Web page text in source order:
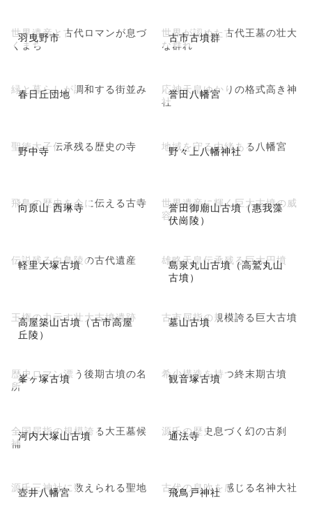
羽曳野市
世界遺産と古代ロマンが息づ
くまち
古市古墳群
世界が認めた古代王墓の壮大
な群れ
春日丘団地
緑と暮らしが調和する街並み 誉田八幡宮
応神天皇ゆかりの格式高き神
社
野中寺
聖徳太子伝承残る歴史の寺 野々上八幡神社
地域を守る由緒ある八幡宮
向原山 西琳寺
飛鳥の歴史を今に伝える古寺
誉田御廟山古墳（惠我藻
伏崗陵）
世界遺産に輝く巨大古墳の威
容
軽里大塚古墳
伝説残る白鳥陵の古代遺産
島泉丸山古墳（高鷲丸山
古墳）
雄略天皇伝承残る巨大円墳
高屋築山古墳（古市高屋
丘陵）
王権の力示す壮大古墳遺跡 墓山古墳
古市屈指の規模誇る巨大古墳
峯ヶ塚古墳
歴史ロマン漂う後期古墳の名
所
観音塚古墳
希少構造を持つ終末期古墳
河内大塚山古墳
全国屈指の規模誇る大王墓候
補
通法寺
源氏の歴史息づく幻の古刹
壺井八幡宮
源氏三神社に数えられる聖地 飛鳥戸神社
古代の息吹を感じる名神大社